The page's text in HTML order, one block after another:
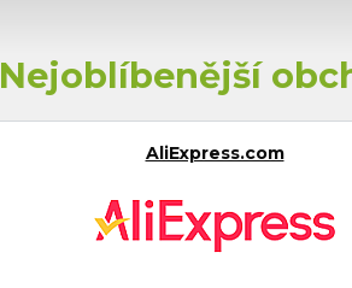
Nejoblíbenější
AliExpress.com